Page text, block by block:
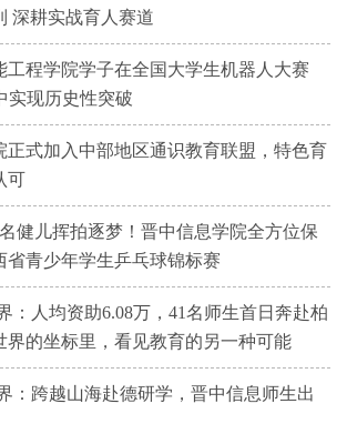
深耕实战育人赛道
工程学院学子在全国大学生机器人大赛
实现历史性突破
正式加入中部地区通识教育联盟，特色育
可
健儿挥拍逐梦！晋中信息学院全方位保
省青少年学生乒乓球锦标赛
：人均资助6.08万，41名师生首日奔赴柏
的坐标里，看见教育的另一种可能
：跨越山海赴德研学，晋中信息师生出